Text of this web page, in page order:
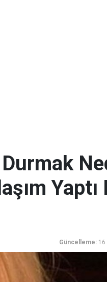
Durmak
Yaptı
Güncelleme: 16